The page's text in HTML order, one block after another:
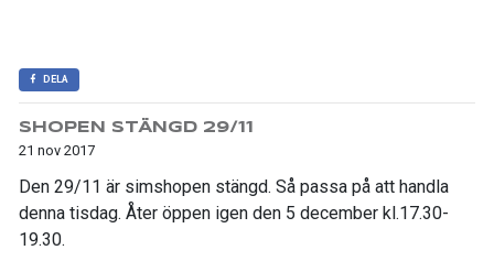
DELA
SHOPEN STÄNGD 29/11
21 nov 2017
Den 29/11 är simshopen stängd. Så passa på att handla
denna tisdag. Åter öppen igen den 5 december kl.17.30-
19.30.